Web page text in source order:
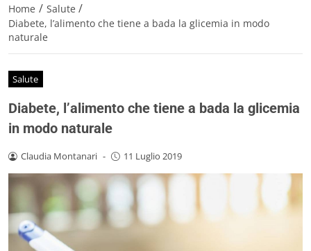
Home / Salute /
Diabete, l’alimento che tiene a bada la glicemia in modo
naturale
Salute
Diabete, l’alimento che tiene a bada la glicemia
in modo naturale
Claudia Montanari - 11 Luglio 2019